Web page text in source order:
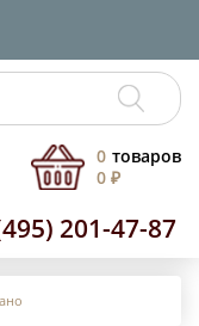
201-47-87
0 товаров
0 ₽